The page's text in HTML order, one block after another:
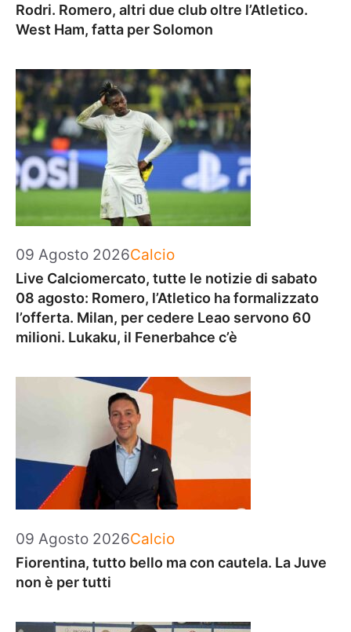
Rodri. Romero, altri due club oltre l’Atletico.
West Ham, fatta per Solomon
09 Agosto 2026Categorie
Calcio
Live Calciomercato, tutte le notizie di sabato
08 agosto: Romero, l’Atletico ha formalizzato
l’offerta. Milan, per cedere Leao servono 60
milioni. Lukaku, il Fenerbahce c’è
09 Agosto 2026Categorie
Calcio
Fiorentina, tutto bello ma con cautela. La Juve
non è per tutti